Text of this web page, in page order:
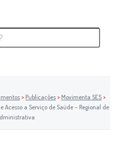
> Publicações> Movimenta SES>
Acesso a Serviço de Saúde – Regional de